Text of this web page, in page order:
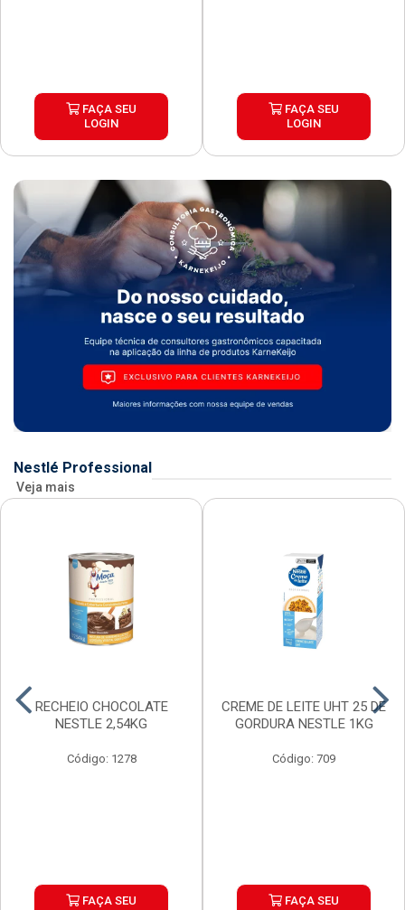
FAÇA SEU
LOGIN
FAÇA SEU
LOGIN
Nestlé Professional
Veja mais
RECHEIO CHOCOLATE
NESTLE 2,54KG
Código: 1278
FAÇA SEU
CREME DE LEITE UHT 25 DE
GORDURA NESTLE 1KG
Código: 709
FAÇA SEU